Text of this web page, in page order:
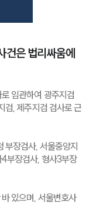
건은 법리싸움에
임관하여 광주지검
검, 제주지검 검사로 근
부장검사, 서울중앙지
부장검사, 형사3부장
있으며, 서울변호사